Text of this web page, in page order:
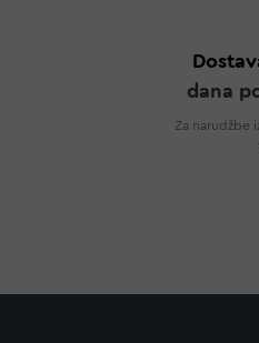
dana
Za narudžbe